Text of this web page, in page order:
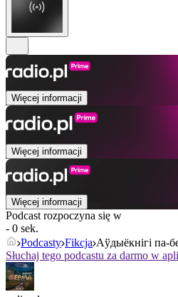
Więcej informacji
Więcej informacji
Więcej informacji
Podcast rozpoczyna się w
- 0 sek.
Podcasty Fikcja Аўдыёкнігі па-
Słuchaj tego podcastu za darmo w